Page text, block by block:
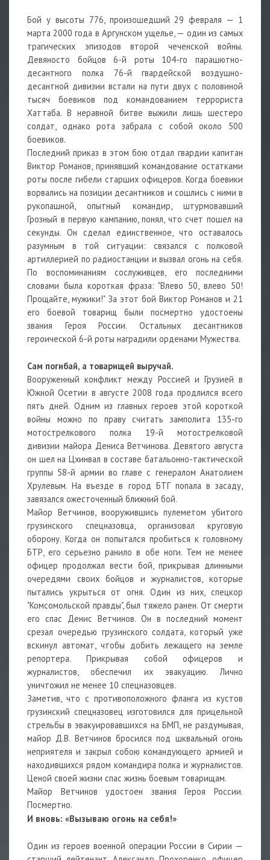
Бой у высоты 776, произошедший 29 февраля — 1
марта 2000 года в Аргунском ущелье, — один из самых
трагических эпизодов второй чеченской войны.
Девяносто бойцов 6-й роты 104-го парашютно-
десантного полка 76-й гвардейской воздушно-
десантной дивизии встали на пути двух с половиной
тысяч боевиков под командованием террориста
Хаттаба. В неравной битве выжили лишь шестеро
солдат, однако рота забрала с собой около 500
боевиков.
Последний приказ в этом бою отдал гвардии капитан
Виктор Романов, принявший командование остатками
роты после гибели старших офицеров. Когда боевики
ворвались на позиции десантников и сошлись с ними в
рукопашной, опытный командир, штурмовавший
Грозный в первую кампанию, понял, что счет пошел на
секунды. Он сделал единственное, что оставалось
разумным в той ситуации: связался с полковой
артиллерией по радиостанции и вызвал огонь на себя.
По воспоминаниям сослуживцев, его последними
словами была короткая фраза: "Влево 50, влево 50!
Прощайте, мужики!" За этот бой Виктор Романов и 21
его боевой товарищ были посмертно удостоены
звания Героя России. Остальных десантников
героической 6-й роты наградили орденами Мужества.
Сам погибай, а товарищей выручай.
Вооруженный конфликт между Россией и Грузией в
Южной Осетии в августе 2008 года продлился всего
пять дней. Одним из главных героев этой короткой
войны можно по праву считать замполита 135-го
мотострелкового полка 19-й мотострелковой
дивизии майора Дениса Ветчинова. Девятого августа
он шел на Цхинвал в составе батальонно-тактической
группы 58-й армии во главе с генералом Анатолием
Хрулевым. На въезде в город БТГ попала в засаду,
завязался ожесточенный ближний бой.
Майор Ветчинов, вооружившись пулеметом убитого
грузинского спецназовца, организовал круговую
оборону. Когда он попытался пробиться к головному
БТР, его серьезно ранило в обе ноги. Тем не менее
офицер продолжал вести бой, прикрывая длинными
очередями своих бойцов и журналистов, которые
пытались укрыться от огня. Один из них, спецкор
"Комсомольской правды", был тяжело ранен. От смерти
его спас Денис Ветчинов. Он в последний момент
срезал очередью грузинского солдата, который уже
вскинул автомат, чтобы добить лежащего на земле
репортера. Прикрывая собой офицеров и
журналистов, обеспечил их эвакуацию. Лично
уничтожил не менее 10 спецназовцев.
Заметив, что с противоположного фланга из кустов
грузинский спецназовец изготовился для прицельной
стрельбы в эвакуировавшихся на БМП, не раздумывая,
майор Д.В. Ветчинов бросился под шквальный огонь
неприятеля и закрыл собою командующего армией и
находившихся рядом командира полка и журналистов.
Ценой своей жизни спас жизнь боевым товарищам.
Майор Ветчинов удостоен звания Героя России.
Посмертно.
И вновь: «Вызываю огонь на себя!»
Один из героев военной операции России в Сирии —